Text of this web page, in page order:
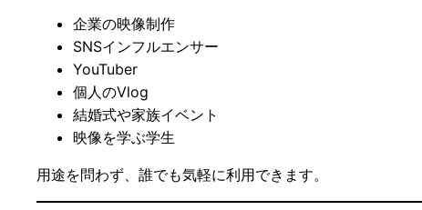
企業の映像制作
SNSインフルエンサー
YouTuber
個人のVlog
結婚式や家族イベント
映像を学ぶ学生
用途を問わず、誰でも気軽に利用できます。